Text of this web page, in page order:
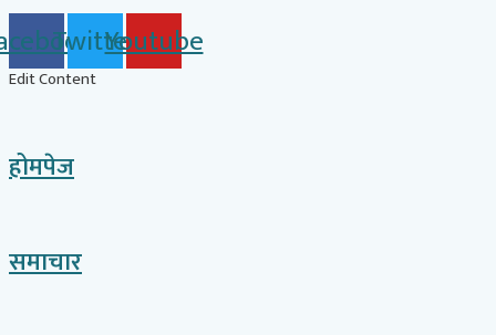
TwitterYoutube
Edit Content
होमपेज
समाचार